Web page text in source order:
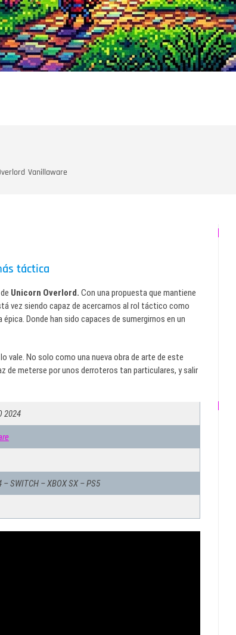
Vanillaware
táctica
Unicorn Overlord. Con una propuesta que mantiene
vez siendo capaz de acercarnos al rol táctico como
Donde han sido capaces de sumergirnos en un
vale. No solo como una nueva obra de arte de este
de meterse por unos derroteros tan particulares, y salir
2024
– SWITCH – XBOX SX – PS5